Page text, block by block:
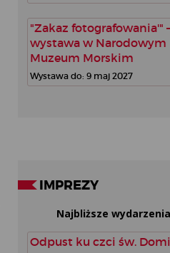
"Zakaz fotografowania'"
wystawa w Narodowym
Muzeum Morskim
Wystawa do: 9 maj 2027
IMPREZY
Najbliższe wydarzenia
Odpust ku czci św.